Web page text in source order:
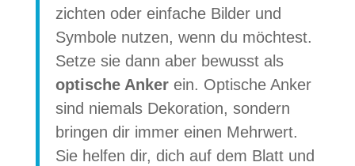
zich­ten oder ein­fa­che Bil­der und
Sym­bole nut­zen, wenn du möch­test.
Setze sie dann aber bewusst als
opti­sche Ankerein. Opti­sche Anker
sind nie­mals Deko­ra­tion, son­dern
brin­gen dir immer einen Mehr­wert.
Sie hel­fen dir, dich auf dem Blatt und